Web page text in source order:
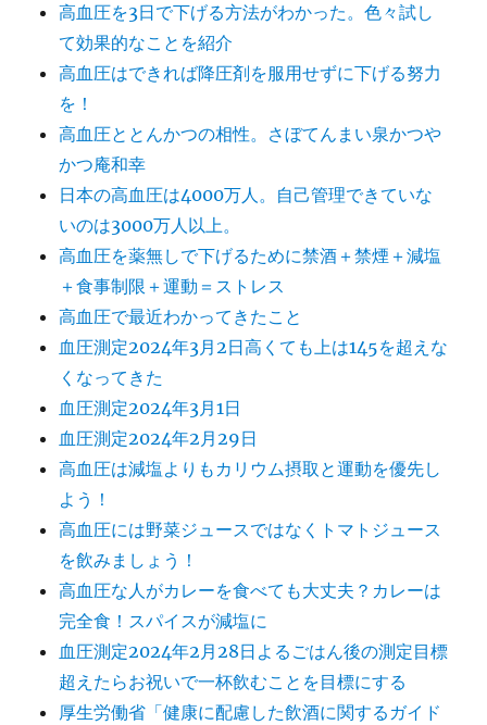
高血圧を3日で下げる方法がわかった。色々試し
て効果的なことを紹介
高血圧はできれば降圧剤を服用せずに下げる努力
を！
高血圧ととんかつの相性。さぼてんまい泉かつや
かつ庵和幸
日本の高血圧は4000万人。自己管理できていな
いのは3000万人以上。
高血圧を薬無しで下げるために禁酒＋禁煙＋減塩
＋食事制限＋運動＝ストレス
高血圧で最近わかってきたこと
血圧測定2024年3月2日高くても上は145を超えな
くなってきた
血圧測定2024年3月1日
血圧測定2024年2月29日
高血圧は減塩よりもカリウム摂取と運動を優先し
よう！
高血圧には野菜ジュースではなくトマトジュース
を飲みましょう！
高血圧な人がカレーを食べても大丈夫？カレーは
完全食！スパイスが減塩に
血圧測定2024年2月28日よるごはん後の測定目標
超えたらお祝いで一杯飲むことを目標にする
厚生労働省「健康に配慮した飲酒に関するガイド